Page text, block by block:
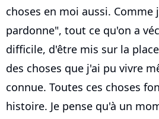
choses en moi aussi. Comme
pardonne", tout ce qu'on a
difficile, d'être mis sur la
des choses que j'ai pu vivre
connue. Toutes ces choses
histoire. Je pense qu'à un